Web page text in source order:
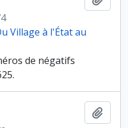
Village à l'État au
de négatifs